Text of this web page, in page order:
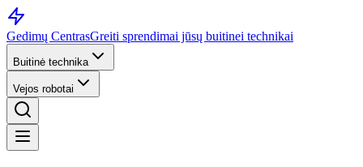
Gedimų CentrasGreiti sprendimai jūsų buitinei technikai
Buitinė technika
Vejos robotai